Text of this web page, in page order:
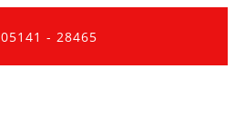
05141 - 28465